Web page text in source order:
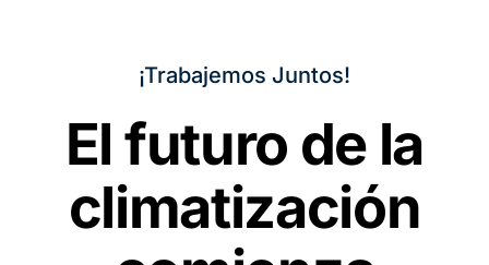
Proyectos
Compañía
¡Trabajemos Juntos!
El futuro de la
climatización